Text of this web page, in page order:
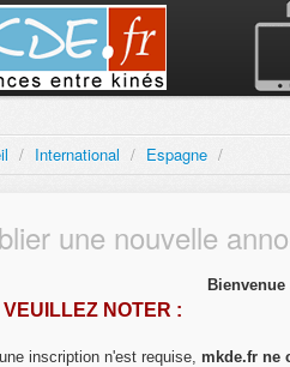
/ International / Espagne /
une nouvelle
VEUILLEZ NOTER :
inscription n'est requise, mkde.fr ne